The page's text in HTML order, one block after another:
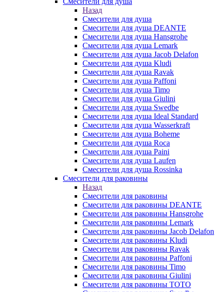
Назад
Смесители для душа
Смесители для душа DEANTE
Смесители для душа Hansgrohe
Смесители для душа Lemark
Смесители для душа Jacob Delafon
Смесители для душа Kludi
Смесители для душа Ravak
Смесители для душа Paffoni
Смесители для душа Timo
Смесители для душа Giulini
Смесители для душа Swedbe
Смесители для душа Ideal Standard
Смесители для душа Wasserkraft
Смесители для душа Boheme
Смесители для душа Roca
Смесители для душа Paini
Смесители для душа Laufen
Смесители для душа Rossinka
Смесители для раковины
Назад
Смесители для раковины
Смесители для раковины DEANTE
Смесители для раковины Hansgrohe
Смесители для раковины Lemark
Смесители для раковины Jacob Delafon
Смесители для раковины Kludi
Смесители для раковины Ravak
Смесители для раковины Paffoni
Смесители для раковины Timo
Смесители для раковины Giulini
Смесители для раковины TOTO